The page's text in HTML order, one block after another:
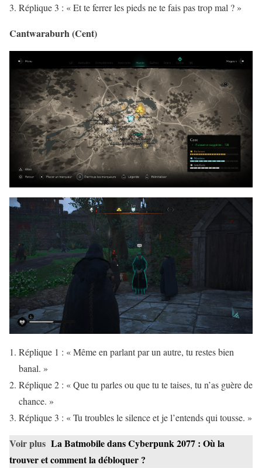
Réplique 3 : « Et te ferrer les pieds ne te fais pas trop mal ? »
Cantwaraburh (Cent)
Réplique 1 : « Même en parlant par un autre, tu restes bien
banal. »
Réplique 2 : « Que tu parles ou que tu te taises, tu n’as guère de
chance. »
Réplique 3 : « Tu troubles le silence et je l’entends qui tousse. »
Voir plus La Batmobile dans Cyberpunk 2077 : Où la
trouver et comment la débloquer ?